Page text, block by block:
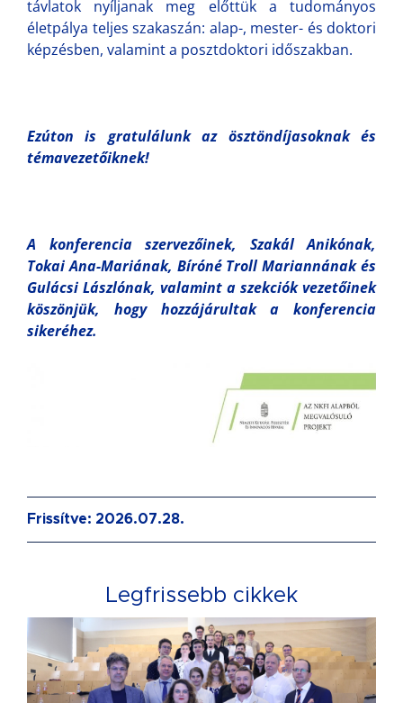
távlatok nyíljanak meg előttük a tudományos
életpálya teljes szakaszán: alap-, mester- és doktori
képzésben, valamint a posztdoktori időszakban.
Ezúton is gratulálunk az ösztöndíjasoknak és
témavezetőiknek!
A konferencia szervezőinek, Szakál Anikónak,
Tokai Ana-Mariának, Bíróné Troll Mariannának és
Gulácsi Lászlónak, valamint a szekciók vezetőinek
köszönjük, hogy hozzájárultak a konferencia
sikeréhez.
Frissítve: 2026.07.28.
Legfrissebb cikkek